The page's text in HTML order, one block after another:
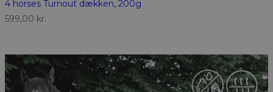
4 horses Turnout dækken, 200g
599,00 kr.